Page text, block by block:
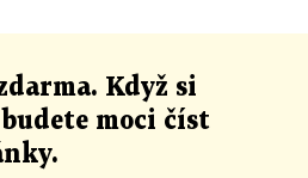
Když si
moci číst
.